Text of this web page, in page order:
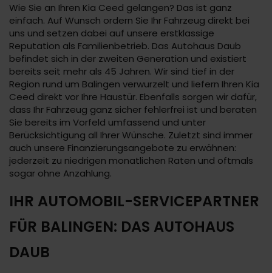
Wie Sie an Ihren Kia Ceed gelangen? Das ist ganz
einfach. Auf Wunsch ordern Sie Ihr Fahrzeug direkt bei
uns und setzen dabei auf unsere erstklassige
Reputation als Familienbetrieb. Das Autohaus Daub
befindet sich in der zweiten Generation und existiert
bereits seit mehr als 45 Jahren. Wir sind tief in der
Region rund um Balingen verwurzelt und liefern Ihren Kia
Ceed direkt vor Ihre Haustür. Ebenfalls sorgen wir dafür,
dass Ihr Fahrzeug ganz sicher fehlerfrei ist und beraten
Sie bereits im Vorfeld umfassend und unter
Berücksichtigung all Ihrer Wünsche. Zuletzt sind immer
auch unsere Finanzierungsangebote zu erwähnen:
jederzeit zu niedrigen monatlichen Raten und oftmals
sogar ohne Anzahlung.
IHR AUTOMOBIL-SERVICEPARTNER
FÜR BALINGEN: DAS AUTOHAUS
DAUB